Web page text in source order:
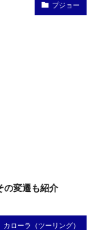
プジョー
の変遷も紹介
カローラ（ツーリング）